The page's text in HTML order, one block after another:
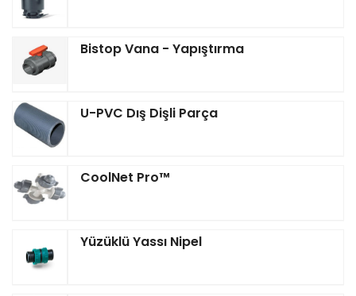
Bistop Vana - Yapıştırma
U-PVC Dış Dişli Parça
CoolNet Pro™‎
Yüzüklü Yassı Nipel